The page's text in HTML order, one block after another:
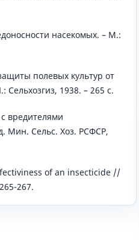
насекомых. – М.:
полевых культур от
1938. – 265 с.
вредителями
Мин. Сельс. Хоз. РСФСР,
of an insecticide //
267.